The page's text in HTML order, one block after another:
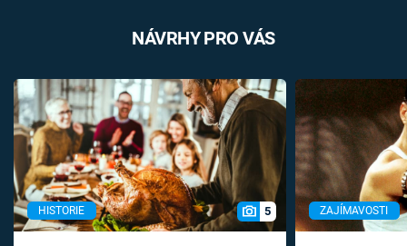
NÁVRHY PRO VÁS
HISTORIE 5 ZAJÍMAVOSTI